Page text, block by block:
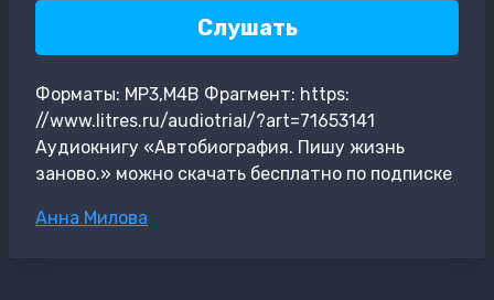
Слушать
Форматы: MP3,M4B Фрагмент: https:
//www.litres.ru/audiotrial/?art=71653141
Аудиокнигу «Автобиография. Пишу жизнь
заново.» можно скачать бесплатно по подписке
Метки
Анна Милова